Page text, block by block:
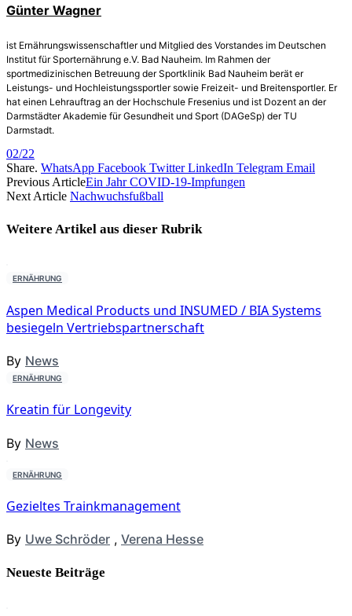
Günter Wagner
ist Ernährungswissenschaftler und Mitglied des Vorstandes im Deutschen
Institut für Sporternährung e.V. Bad Nauheim. Im Rahmen der
sportmedizinischen Betreuung der Sportklinik Bad Nauheim berät er
Leistungs- und Hochleistungssportler sowie Freizeit- und Breitensportler. Er
hat einen Lehrauftrag an der Hochschule Fresenius und ist Dozent an der
Darmstädter Akademie für Gesundheit und Sport (DAGeSp) der TU
Darmstadt.
02/22
Share. WhatsApp Facebook Twitter LinkedIn Telegram Email
Previous ArticleEin Jahr COVID-19-Impfungen
Next Article Nachwuchsfußball
Weitere Artikel aus dieser Rubrik
ERNÄHRUNG
Aspen Medical Products und INSUMED / BIA Systems
besiegeln Vertriebspartnerschaft
By News
ERNÄHRUNG
Kreatin für Longevity
By News
ERNÄHRUNG
Gezieltes Trainkmanagement
By Uwe Schröder , Verena Hesse
Neueste Beiträge